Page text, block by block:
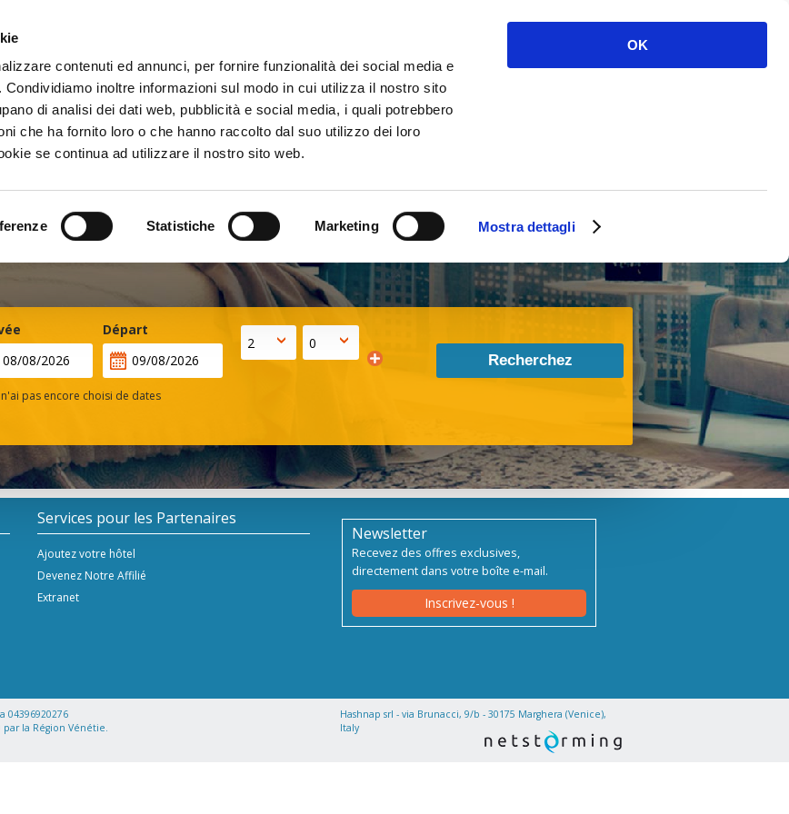
contenuti ed annunci, per fornire funzionalità dei social media e
inoltre informazioni sul modo in cui utilizza il nostro sito
di analisi dei dati web, pubblicità e social media, i quali potrebbero
che ha fornito loro o che hanno raccolto dal suo utilizzo dei loro
se continua ad utilizzare il nostro sito web.
Statistiche Marketing Mostra dettagli
OK
Hôtels Qatar
où dormir en Qatar : parmi les hôtels disponibles
Départ
n'ai pas encore choisi de dates
Recherchez
Services pour les Partenaires
Ajoutez votre hôtel
Devenez Notre Affilié
Extranet
Newsletter
Recevez des offres exclusives,
directement dans votre boîte e-mail.
Inscrivez-vous !
04396920276
la Région Vénétie.
Hashnap srl - via Brunacci, 9/b - 30175 Marghera (Venice),
Italy